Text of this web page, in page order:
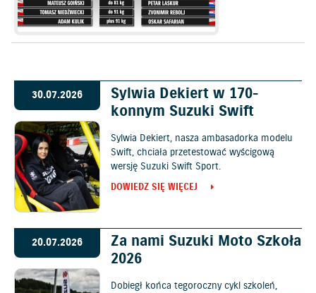
30.07.2026
Sylwia Dekiert w 170-
konnym Suzuki Swift
Sylwia Dekiert, nasza ambasadorka modelu
Swift, chciała przetestować wyścigową
wersję Suzuki Swift Sport.
DOWIEDZ SIĘ WIĘCEJ
20.07.2026
Za nami Suzuki Moto Szkoła
2026
Dobiegł końca tegoroczny cykl szkoleń,